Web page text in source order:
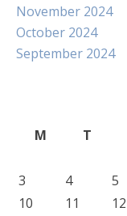
November 2024
October 2024
September 2024
M
T
3
4 5
10
11 12